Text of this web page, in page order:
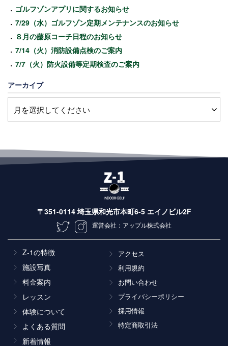
ゴルフゾンアプリに関するお知らせ
7/29（水）ゴルフゾン定期メンテナンスのお知らせ
８月の藤原コーチ日程のお知らせ
7/14（火）消防設備点検のご案内
7/7（火）防火設備等定期検査のご案内
アーカイブ
〒351-0114 埼玉県和光市本町6-5 エイノビル2F
運営会社：アップル株式会社
Z-1の特徴
施設写真
料金案内
レッスン
体験について
よくある質問
新着情報
アクセス
利用規約
お問い合わせ
プライバシーポリシー
採用情報
特定商取引法